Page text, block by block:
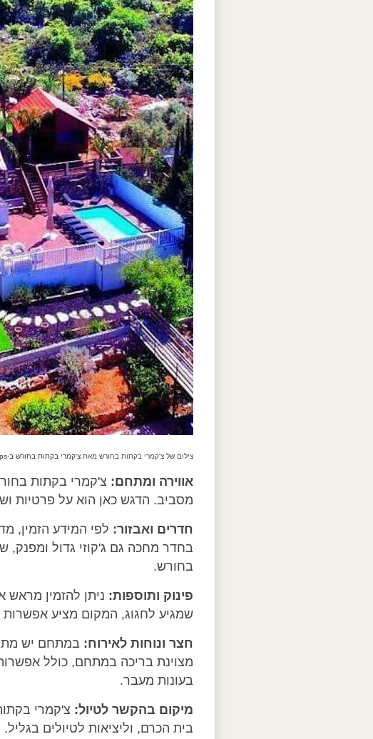
צילום של צ'קמרי בקתות בחורש מאת צ'קמרי בקתות בחורש ב-Google Maps
אווירה ומתחם: צ'קמרי בקתות
מסביב. הדגש כאן הוא על פרטיות
חדרים ואבזור: לפי המידע הזמין,
בחדר מחכה גם ג'קוזי גדול ומפנק,
בחורש.
פינוק ותוספות: ניתן להזמין מראש
שמגיע לחגוג, המקום מציע
חצר ונוחות לאירוח: במתחם יש
מצוינת בריכה במתחם, כולל
בעונות מעבר.
מיקום בהקשר לטיול: צ'קמרי
בית הכרם, וליציאות לטיולים בגליל.